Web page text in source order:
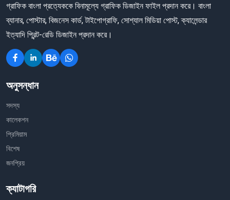
গ্রাফিক বাংলা প্রত্যেককে বিনামূল্যে গ্রাফিক ডিজাইন ফাইল প্রদান করে। বাংলা
ব্যানার, পোস্টার, বিজনেস কার্ড, টাইপোগ্রাফি, সোশ্যাল মিডিয়া পোস্ট, ক্যালেন্ডার
ইত্যাদি প্রিন্ট-রেডি ডিজাইন প্রদান করে।
অনুসন্ধান
সদস্য
কালেকশন
প্রিমিয়াম
বিশেষ
জনপ্রিয়
ক্যাটাগরি